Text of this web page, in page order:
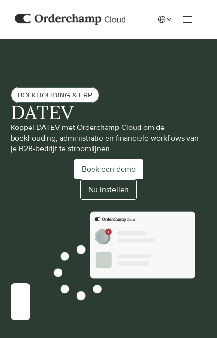
BOEKHOUDING & ERP
DATEV
Koppel DATEV met Orderchamp Cloud om de
boekhouding, administratie en financiële workflows van
je B2B-bedrijf te stroomlijnen.
Boek een demo
Nu instellen